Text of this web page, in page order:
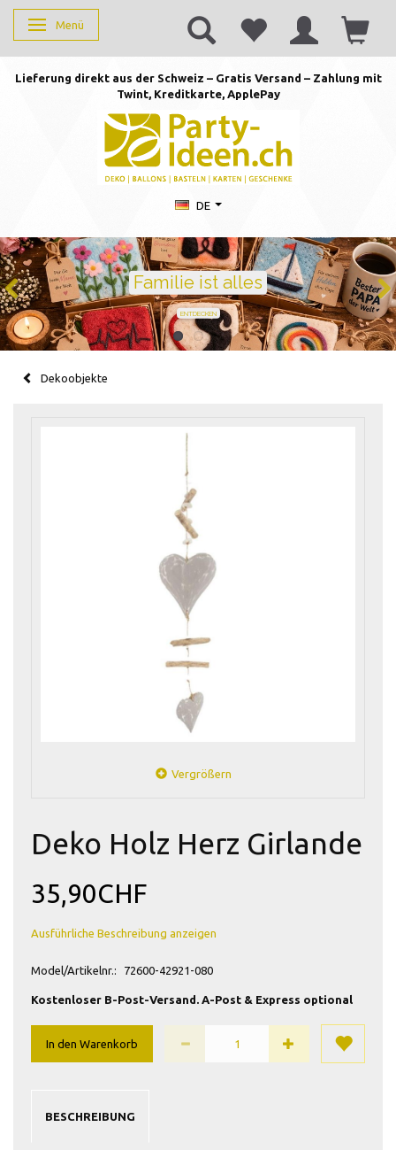
Anzeige ändern
Menü
Lieferung direkt aus der Schweiz – Gratis Versand – Zahlung mit
Twint, Kreditkarte, ApplePay
DE
Geburtstag feiern
Ballons · Tischdeko · Karten · Zahlen
GEBURTSTAGSDEKO ENTDECKEN
Dekoobjekte
Vergrößern
Deko Holz Herz Girlande
35,90CHF
Ausführliche Beschreibung anzeigen
Model/Artikelnr.: 72600-42921-080
Kostenloser B-Post-Versand. A-Post & Express optional
In den Warenkorb
BESCHREIBUNG